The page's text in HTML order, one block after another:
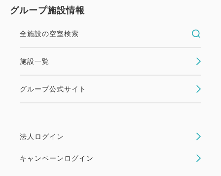
グループ施設情報
全施設の空室検索
施設一覧
グループ公式サイト
法人ログイン
キャンペーンログイン